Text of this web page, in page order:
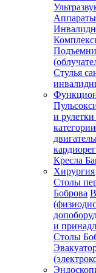
Стулья
и
категории
Кресла
Хирургия
Столы
Боброва
и
Столы